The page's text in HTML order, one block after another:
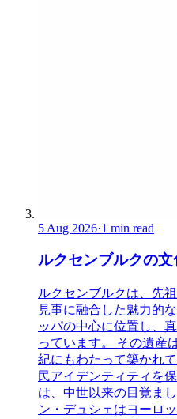
5 Aug 2026·1 min read
ルクセンブルクの
ルクセンブルクは、先
見事に融合した魅力的
ッパの中心に位置し、
っています。 その遺産
紀にもわたって築かれ
民アイデンティティを
は、中世以来の目覚ま
ン・デュシェはヨーロ